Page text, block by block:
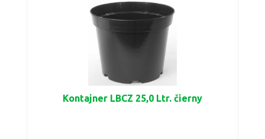
Kontajner LBCZ 25,0 Ltr. čierny